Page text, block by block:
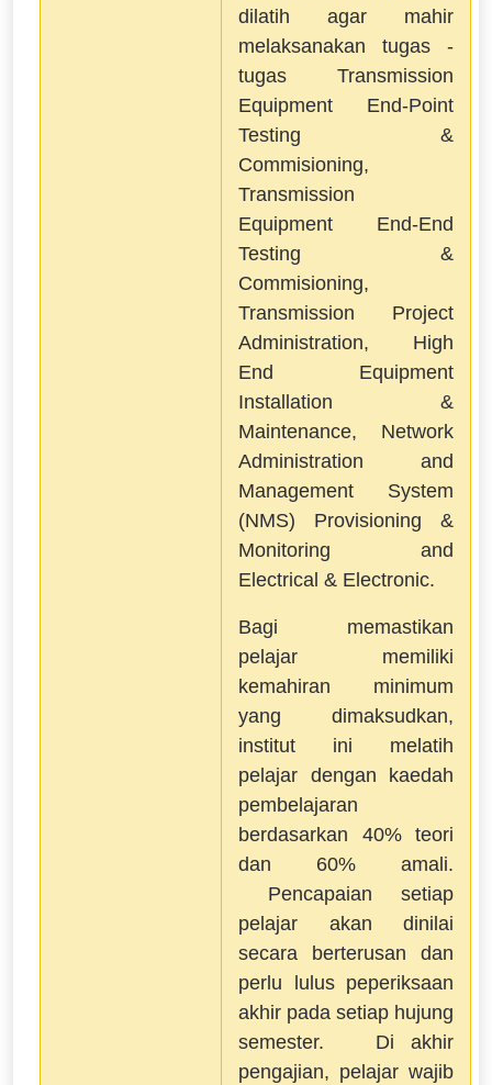
dilatih agar mahir
melaksanakan tugas -
tugas Transmission
Equipment End-Point
Testing &
Commisioning,
Transmission
Equipment End-End
Testing &
Commisioning,
Transmission Project
Administration, High
End Equipment
Installation &
Maintenance, Network
Administration and
Management System
(NMS) Provisioning &
Monitoring and
Electrical & Electronic.
Bagi memastikan
pelajar memiliki
kemahiran minimum
yang dimaksudkan,
institut ini melatih
pelajar dengan kaedah
pembelajaran
berdasarkan 40% teori
dan 60% amali.
Pencapaian setiap
pelajar akan dinilai
secara berterusan dan
perlu lulus peperiksaan
akhir pada setiap hujung
semester. Di akhir
pengajian, pelajar wajib